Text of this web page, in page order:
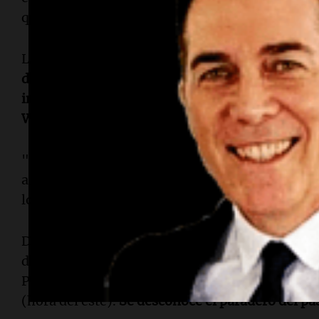
que a un pasajero congoleño a bordo se le
La aerolínea detalló que, según la nueva
de ciertos países, incluida la República
ingresar a territorio estadounidense a través
Washington (IAD)
"No se produjo ninguna emergencia médica a
aerolíneas,
Air France está obligada a cumplir
los países a los que opera", añadieron desde la
De acuerdo con el sitio web de seguimiento de
de Air France, que partió del Aeropuerto
París, aterrizó en el Aeropuerto Internacional
(hora del este).Se desconoce el paradero del